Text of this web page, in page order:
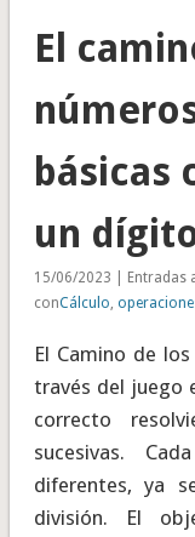
El
básicas
un
15/06/2023 | Entradas
conCálculo,
El Camino de
través del juego
correcto
sucesivas.
diferentes, ya
división. El